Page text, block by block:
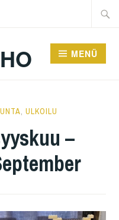
Suche
MENÜ
,ULKOILU
–